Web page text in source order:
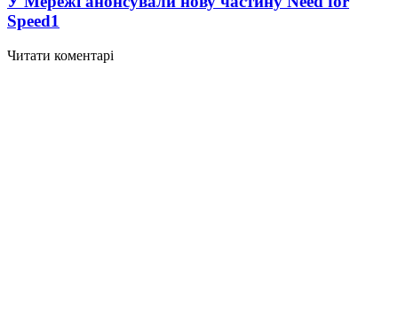
Speed1
Читати коментарі